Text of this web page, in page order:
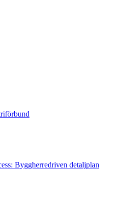
Byggherredriven detaljplan